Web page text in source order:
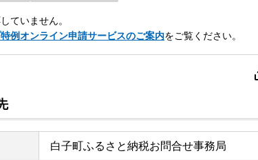
ていません。
例オンライン申請サービスのご案内をご覧ください。
白子町ふるさと納税お問合せ事務局